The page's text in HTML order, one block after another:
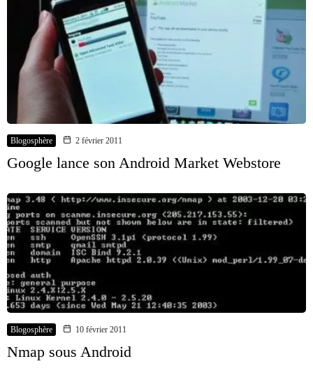
Blogosphère 2 février 2011
Google lance son Android Market Webstore
Blogosphère 10 février 2011
Nmap sous Android